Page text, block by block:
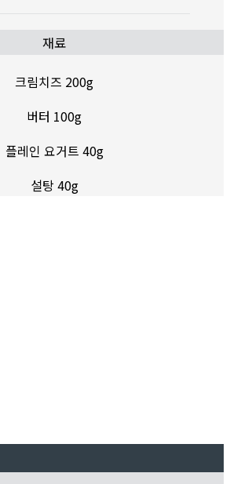
재료
크림치즈 200g
버터 100g
플레인 요거트 40g
설탕 40g